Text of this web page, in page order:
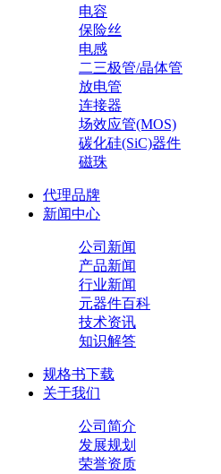
电容
保险丝
电感
二三极管/晶体管
放电管
连接器
场效应管(MOS)
碳化硅(SiC)器件
磁珠
代理品牌
新闻中心
公司新闻
产品新闻
行业新闻
元器件百科
技术资讯
知识解答
规格书下载
关于我们
公司简介
发展规划
荣誉资质